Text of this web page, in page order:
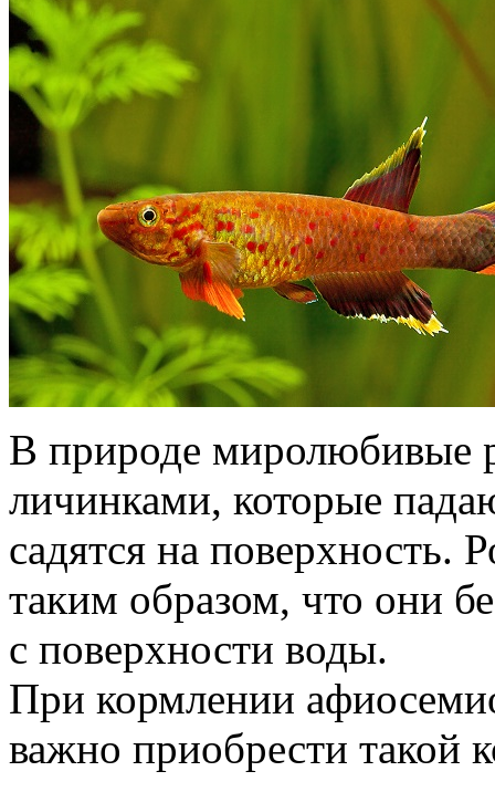
В природе миролюбивые
личинками, которые
садятся на поверхность.
таким образом, что они
с поверхности воды.
При кормлении
важно приобрести такой